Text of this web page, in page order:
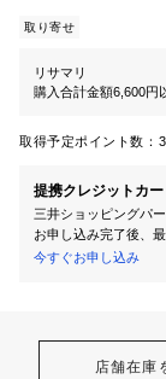
取り寄せ
リサマリ
購入合計金額6,600円
取得予定ポイント数：
提携クレジットカ
三井ショッピングパ
お申し込み完了後、
今すぐお申し込み
店舗在庫